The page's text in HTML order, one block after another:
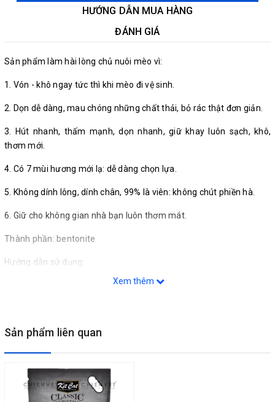
HƯỚNG DẪN MUA HÀNG
ĐÁNH GIÁ
Sản phẩm làm hài lòng chủ nuôi mèo vì:
1. Vón - khô ngay tức thì khi mèo đi vệ sinh.
2. Dọn dễ dàng, mau chóng những chất thải, bỏ rác thật đơn giản.
3. Hút nhanh, thấm mạnh, dọn nhanh, giữ khay luôn sạch, khô,
thơm mới.
4. Có 7 mùi hương mới lạ: dễ dàng chọn lựa.
5. Không dính lông, dính chân, 99% là viên: không chút phiền hà.
6. Giữ cho không gian nhà bạn luôn thơm mát.
Thành phần: bentonite
Hướng dẫn sử dụng:
1. Cho Kit Cat Clumping Sand vào khay lớp dày chừng 5-7cm
cho đủ độ dày trong khay như bước 1.
Qui cách: Gói 10 lít tương đương 7kg.
Xem thêm
Sản phẩm liên quan